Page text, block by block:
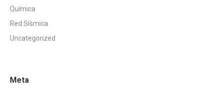
Química
Red Sísmica
Uncategorized
Meta